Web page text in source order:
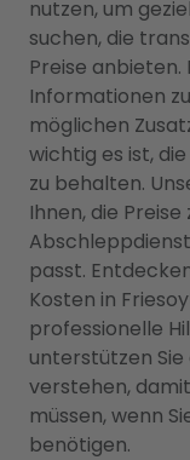
nutzen, um
suchen, die
Preise
Informationen
möglichen
wichtig es ist,
zu behalten.
Ihnen, die
passt.
Kosten in
professionelle
unterstützen Sie
verstehen,
müssen, wenn
benötigen.